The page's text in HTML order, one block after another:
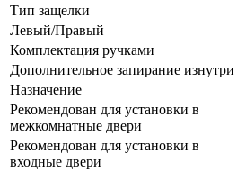
Тип защелки
Левый/Правый
Комплектация ручками
Дополнительное запирание изнутри
Назначение
Рекомендован для установки в
межкомнатные двери
Рекомендован для установки в
входные двери